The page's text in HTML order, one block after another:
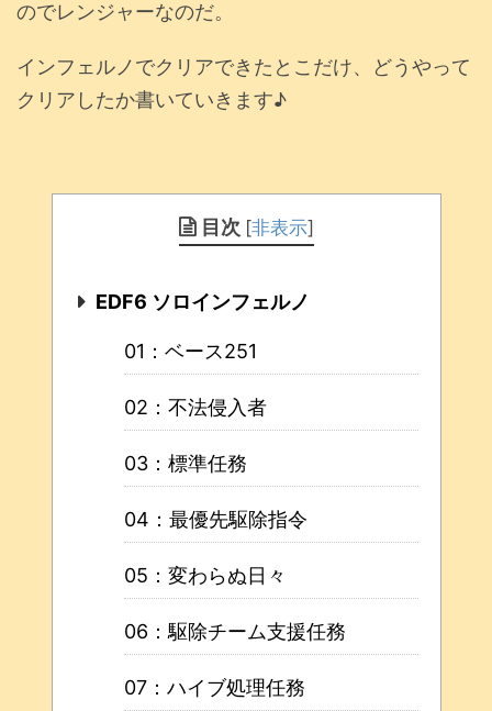
のでレンジャーなのだ。
インフェルノでクリアできたとこだけ、どうやって
クリアしたか書いていきます♪
目次 [非表示]
EDF6 ソロインフェルノ
01：ベース251
02：不法侵入者
03：標準任務
04：最優先駆除指令
05：変わらぬ日々
06：駆除チーム支援任務
07：ハイブ処理任務